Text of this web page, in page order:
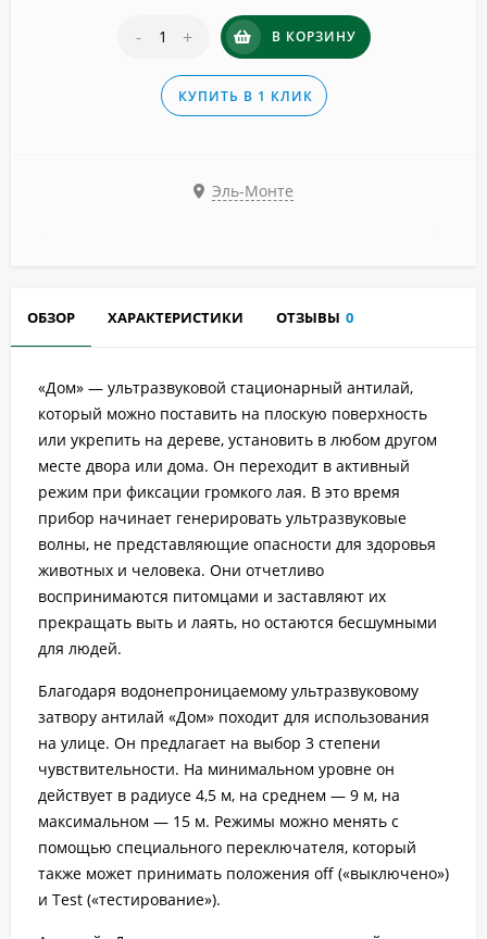
- + В КОРЗИНУ
КУПИТЬ В 1 КЛИК
Эль-Монте
ОБЗОР ХАРАКТЕРИСТИКИ ОТЗЫВЫ 0
«Дом» — ультразвуковой стационарный антилай,
который можно поставить на плоскую поверхность
или укрепить на дереве, установить в любом другом
месте двора или дома. Он переходит в активный
режим при фиксации громкого лая. В это время
прибор начинает генерировать ультразвуковые
волны, не представляющие опасности для здоровья
животных и человека. Они отчетливо
воспринимаются питомцами и заставляют их
прекращать выть и лаять, но остаются бесшумными
для людей.
Благодаря водонепроницаемому ультразвуковому
затвору антилай «Дом» походит для использования
на улице. Он предлагает на выбор 3 степени
чувствительности. На минимальном уровне он
действует в радиусе 4,5 м, на среднем — 9 м, на
максимальном — 15 м. Режимы можно менять с
помощью специального переключателя, который
также может принимать положения off («выключено»)
и Test («тестирование»).